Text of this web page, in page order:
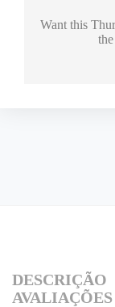
Want this
DESCRIÇÃO